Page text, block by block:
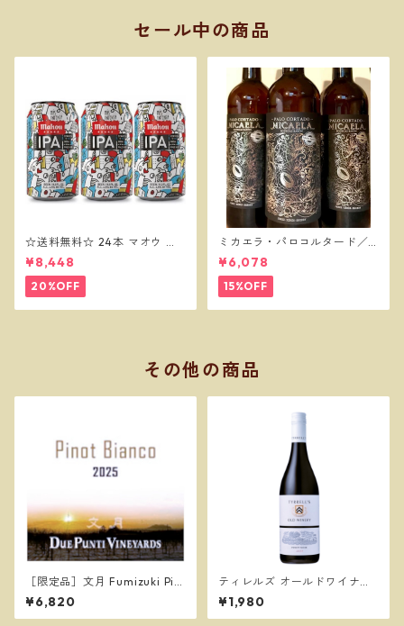
セール中の商品
☆送料無料☆ 24本 マオウ セ
ッションIPA 330缶 MAHOU
IPA
¥8,448
20%OFF
ミカエラ・パロコルタード／
ボデガスバロン
¥6,078
15%OFF
その他の商品
［限定品］文月 Fumizuki Pin
ot Bianco 2025／ドゥエ プン
ティ ヴィンヤーズ
¥6,820
ティレルズ オールドワイナリ
ー ピノノワール 2023／TYRR
ELL’S
¥1,980